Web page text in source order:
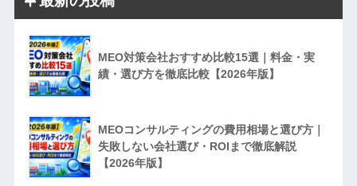
MEO対策会社おすすめ比較15選｜料金・実
績・選び方を徹底比較【2026年版】
MEOコンサルティングの費用相場と選び方｜
失敗しない会社選び・ROIまで徹底解説
【2026年版】